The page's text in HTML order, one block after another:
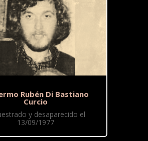
Rubén Di Bastiano
Curcio
y desaparecido el
13/09/1977